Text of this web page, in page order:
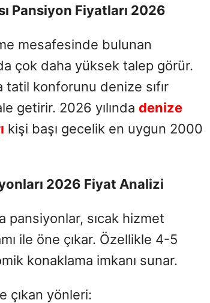
Pansiyon Fiyatları 2026
mesafesinde bulunan
çok daha yüksek talep görür.
tatil konforunu denize sıfır
getirir. 2026 yılında denize
kişi başı gecelik en uygun 2000
2026 Fiyat Analizi
pansiyonlar, sıcak hizmet
ile öne çıkar. Özellikle 4-5
konaklama imkanı sunar.
çıkan yönleri: